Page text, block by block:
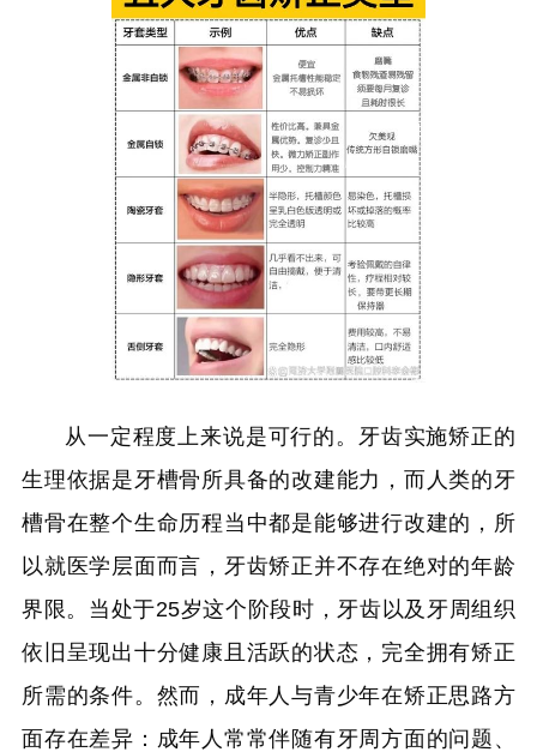
从一定程度上来说是可行的。牙齿实施矫正的
生理依据是牙槽骨所具备的改建能力，而人类的牙
槽骨在整个生命历程当中都是能够进行改建的，所
以就医学层面而言，牙齿矫正并不存在绝对的年龄
界限。当处于25岁这个阶段时，牙齿以及牙周组织
依旧呈现出十分健康且活跃的状态，完全拥有矫正
所需的条件。然而，成年人与青少年在矫正思路方
面存在差异：成年人常常伴随有牙周方面的问题、